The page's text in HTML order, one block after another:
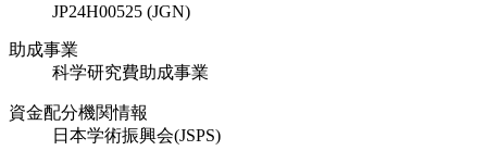
JP24H00525 (JGN)
助成事業
科学研究費助成事業
資金配分機関情報
日本学術振興会(JSPS)